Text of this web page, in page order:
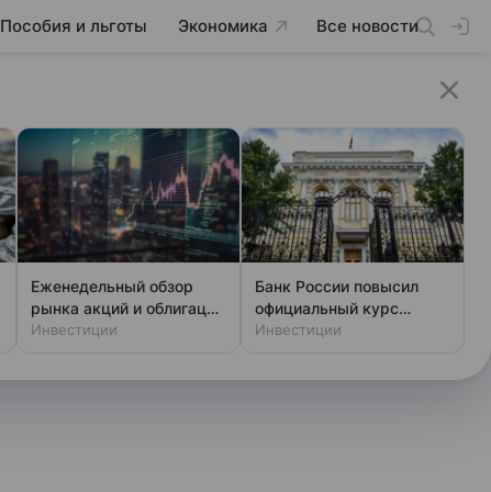
Пособия и льготы Экономика Все новости
Еженедельный обзор
рынка акций и облигаций
от 7 августа
Инвестиции
Банк России повысил
официальный курс
доллара на субботу
Инвестиции